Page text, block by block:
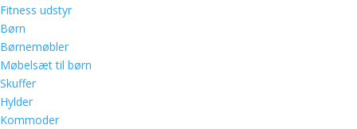
Fitness udstyr
Børn
Børnemøbler
Møbelsæt til børn
Skuffer
Hylder
Kommoder